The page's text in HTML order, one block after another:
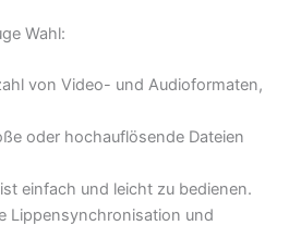
Wahl:
von Video- und Audioformaten,
oder hochauflösende Dateien
einfach und leicht zu bedienen.
Lippensynchronisation und